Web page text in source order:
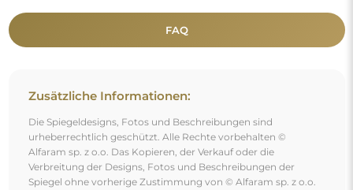
FAQ
Zusätzliche Informationen:
Die Spiegeldesigns, Fotos und Beschreibungen sind
urheberrechtlich geschützt. Alle Rechte vorbehalten ©
Alfaram sp. z o.o. Das Kopieren, der Verkauf oder die
Verbreitung der Designs, Fotos und Beschreibungen der
Spiegel ohne vorherige Zustimmung von © Alfaram sp. z o.o.